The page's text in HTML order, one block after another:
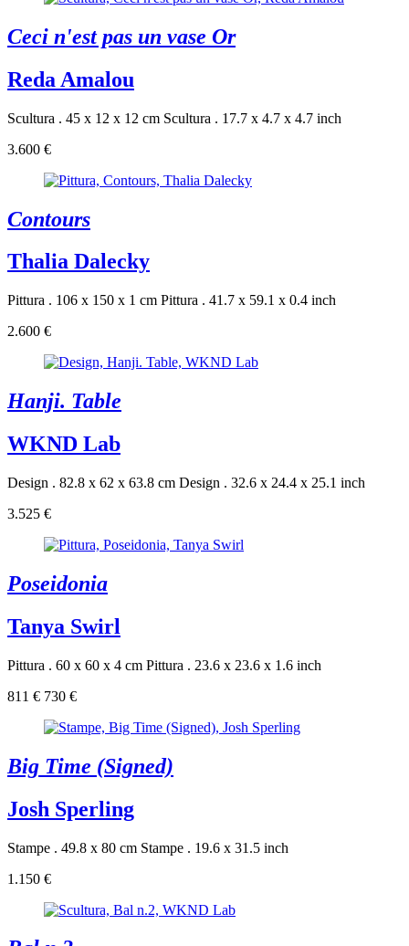
Ceci n'est pas un vase Or
Reda Amalou
Scultura . 45 x 12 x 12 cm Scultura . 17.7 x 4.7 x 4.7 inch
3.600 €
Contours
Thalia Dalecky
Pittura . 106 x 150 x 1 cm Pittura . 41.7 x 59.1 x 0.4 inch
2.600 €
Hanji. Table
WKND Lab
Design . 82.8 x 62 x 63.8 cm Design . 32.6 x 24.4 x 25.1 inch
3.525 €
Poseidonia
Tanya Swirl
Pittura . 60 x 60 x 4 cm Pittura . 23.6 x 23.6 x 1.6 inch
811 € 730 €
Big Time (Signed)
Josh Sperling
Stampe . 49.8 x 80 cm Stampe . 19.6 x 31.5 inch
1.150 €